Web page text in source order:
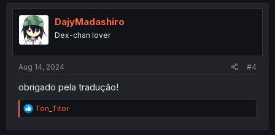
t
i
o
n
DajyMadashiro
Dex-chan lover
Aug 14, 2024 #4
obrigado pela tradução!
R
e
Ton_Titor